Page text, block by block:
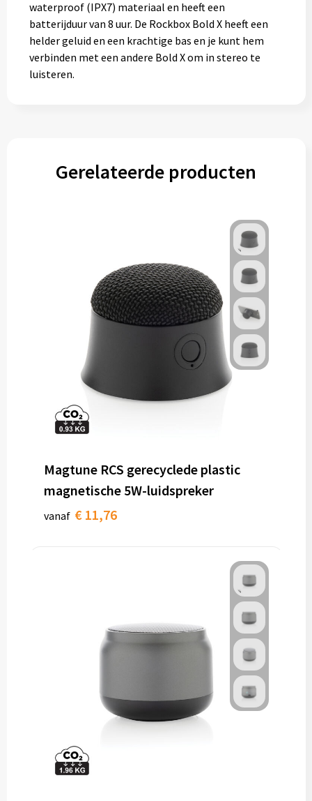
waterproof (IPX7) materiaal en heeft een
batterijduur van 8 uur. De Rockbox Bold X heeft een
helder geluid en een krachtige bas en je kunt hem
verbinden met een andere Bold X om in stereo te
luisteren.
Gerelateerde producten
Magtune RCS gerecyclede plastic
magnetische 5W-luidspreker
vanaf € 11,76